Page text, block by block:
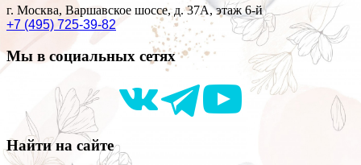
г. Москва, Варшавское шоссе, д. 37А, этаж 6-й
+7 (495) 725-39-82
Мы в социальных сетях
Найти на сайте